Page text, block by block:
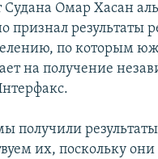
Судана Омар Хасан
признал результаты
по которым
на получение
получили
их, поскольку